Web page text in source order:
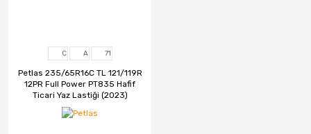
C A 71
Petlas 235/65R16C TL 121/119R
12PR Full Power PT835 Hafif
Ticari Yaz Lastiği (2023)